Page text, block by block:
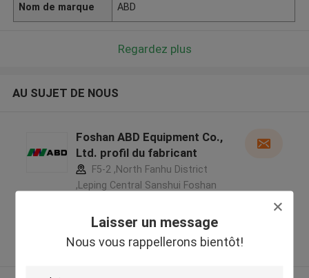
Laisser un message
Nous vous rappellerons bientôt!
Nom de marque ABD
Regardez plus
AU SUJET DE NOUS
Foshan ABD Equipment Co.,
Ltd. profil du fabricant
F5-2 ,North Fanhu District
,Leping Central Sanshui Foshan
,LA CHINE
Fournisseur vérifié